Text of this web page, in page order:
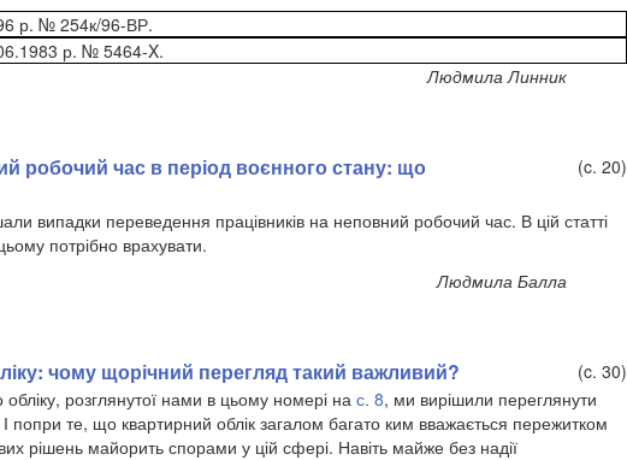
р. № 254к/96-ВР.
р. № 5464-X.
Людмила Линник
робочий час в період воєнного стану: що
(c. 20)
випадки переведення працівників на неповний робочий час. В цій статті
потрібно врахувати.
Людмила Балла
чому щорічний перегляд такий важливий?
(c. 30)
розглянутої нами в цьому номері нас. 8, ми вирішили переглянути
попри те, що квартирний облік загалом багато ким вважається пережитком
рішень майорить спорами у цій сфері. Навіть майже без надії